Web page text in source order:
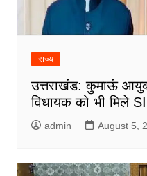
राज्य
उत्तराखंड: कुमाऊं
विधायक को भी मिले
admin August 5,